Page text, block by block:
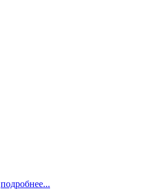
подробнее...